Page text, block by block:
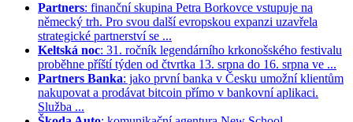
Partners: finanční skupina Petra Borkovce vstupuje na
německý trh. Pro svou další evropskou expanzi uzavřela
strategické partnerství se ...
Keltská noc: 31. ročník legendárního krkonošského festivalu
proběhne příští týden od čtvrtka 13. srpna do 16. srpna ve ...
Partners Banka: jako první banka v Česku umožní klientům
nakupovat a prodávat bitcoin přímo v bankovní aplikaci.
Služba ...